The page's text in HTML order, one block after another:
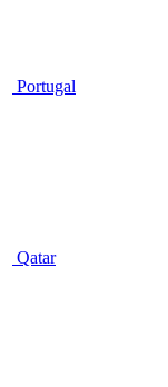
Portugal
Qatar